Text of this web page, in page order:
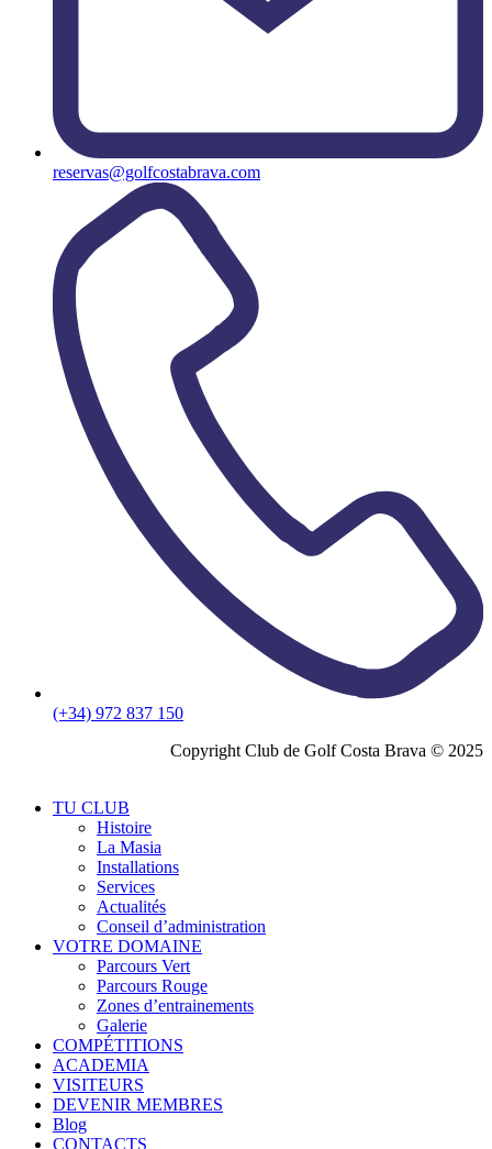
reservas@golfcostabrava.com
(+34) 972 837 150
Copyright Club de Golf Costa Brava © 2025
TU CLUB
Histoire
La Masia
Installations
Services
Actualités
Conseil d’administration
VOTRE DOMAINE
Parcours Vert
Parcours Rouge
Zones d’entrainements
Galerie
COMPÉTITIONS
ACADEMIA
VISITEURS
DEVENIR MEMBRES
Blog
CONTACTS